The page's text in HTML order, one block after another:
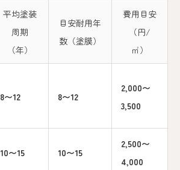
平均塗装
周期
（年）
目安耐用年
数（塗膜）
費用目安
（円/
㎡）
8〜12 8〜12
2,000〜
3,500
10〜15 10〜15
2,500〜
4,000